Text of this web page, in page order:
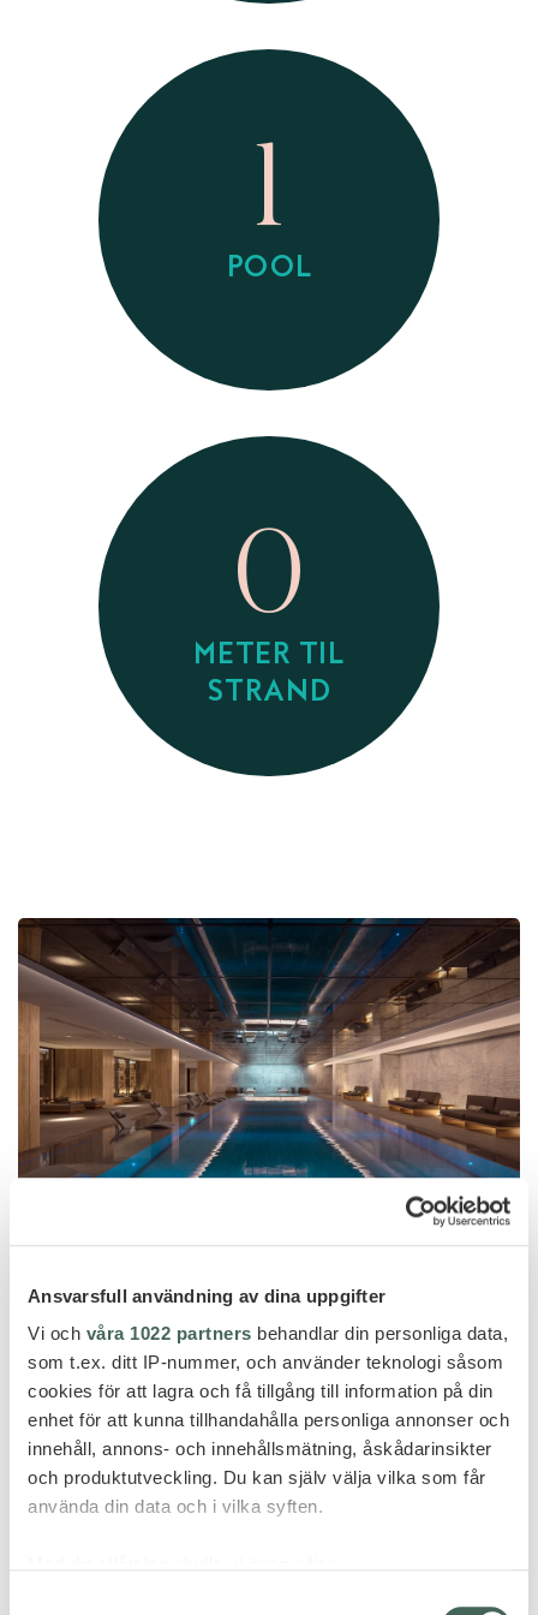
Ansvarsfull användning av dina uppgifter
Vi och våra 1022 partners behandlar din personliga data,
som t.ex. ditt IP-nummer, och använder teknologi såsom
cookies för att lagra och få tillgång till information på din
enhet för att kunna tillhandahålla personliga annonser och
innehåll, annons- och innehållsmätning, åskådarinsikter
och produktutveckling. Du kan själv välja vilka som får
använda din data och i vilka syften.
1
POOL
0
METER TIL
STRAND